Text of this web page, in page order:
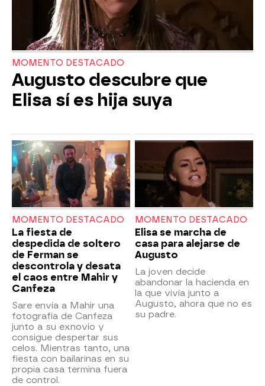
MOMENTO DESTACADO
Augusto descubre que
Elisa sí es hija suya
MOMENTO DESTACADO
La fiesta de
despedida de soltero
de Ferman se
descontrola y desata
el caos entre Mahir y
Canfeza
Sare envía a Mahir una
fotografía de Canfeza
junto a su exnovio y
consigue despertar sus
celos. Mientras tanto, una
fiesta con bailarinas en su
propia casa termina fuera
de control.
MOMENTO DESTACADO
Elisa se marcha de
casa para alejarse de
Augusto
La joven decide
abandonar la hacienda en
la que vivía junto a
Augusto, ahora que no es
su padre.